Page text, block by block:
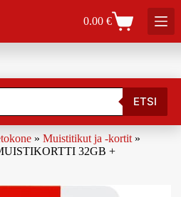
0.00€
ETSI
» Muistitikut ja -kortit »
32GB +